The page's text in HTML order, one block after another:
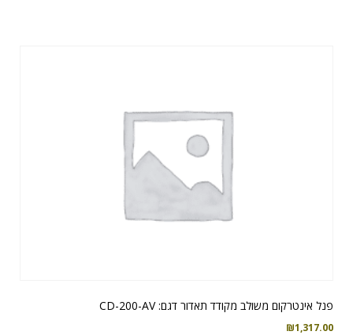
פנל אינטרקום משולב מקודד תאדור דגם: CD-200-AV
₪1,317.00